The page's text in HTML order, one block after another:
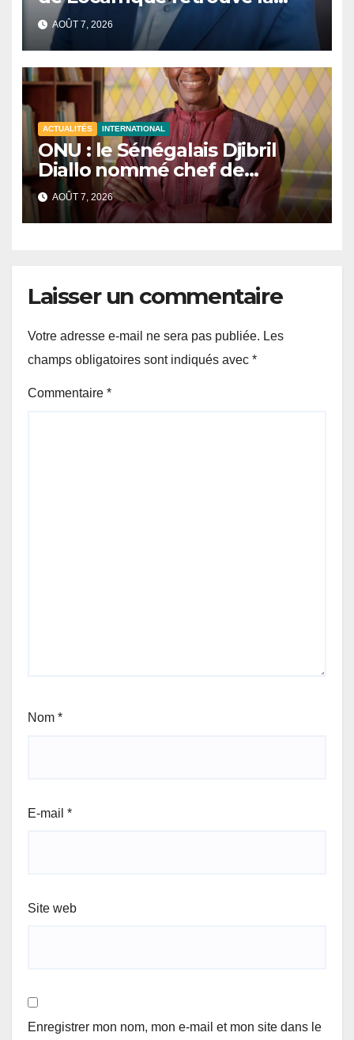
liberté.
AOÛT 7, 2026
ACTUALITÉS INTERNATIONAL
ONU : le Sénégalais Djibril
Diallo nommé chef de
cabinet du président de la
81e Assemblée générale.
AOÛT 7, 2026
Laisser un commentaire
Votre adresse e-mail ne sera pas publiée. Les
champs obligatoires sont indiqués avec *
Commentaire *
Nom *
E-mail *
Site web
Enregistrer mon nom, mon e-mail et mon site dans le